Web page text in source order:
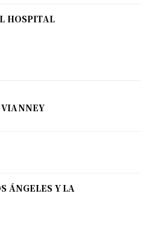
HOSPITAL
ÁNGELES Y LA